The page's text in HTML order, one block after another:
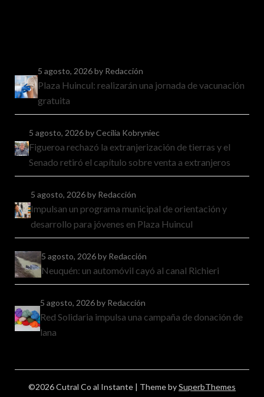
5 agosto, 2026by Redacción
Plaza Huincul: realizarán una jornada de vacunación
gratuita
5 agosto, 2026by Cecilia Kobryniec
Figueroa rechazó la extranjerización de tierras y el
Senado retiró el capítulo sobre venta a extranjeros
5 agosto, 2026by Redacción
Impulsan un programa municipal de orientación y
desarrollo para jóvenes en Plaza Huincul
5 agosto, 2026by Redacción
Neuquén: un automóvil cayó al canal Richieri
5 agosto, 2026by Redacción
Red Solidaria impulsa una campaña de donación de
lana
©2026 Cutral Co al Instante | Theme bySuperbThemes